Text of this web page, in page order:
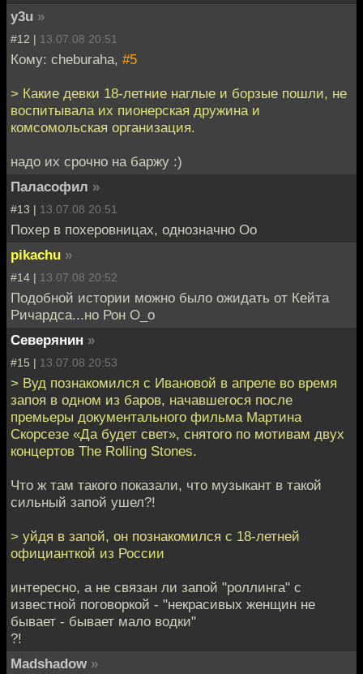
y3u »
#12 | 13.07.08 20:51
Кому: cheburaha, #5
> Какие девки 18-летние наглые и борзые пошли, не
воспитывала их пионерская дружина и
комсомольская организация.
надо их срочно на баржу :)
Паласофил »
#13 | 13.07.08 20:51
Похер в похеровницах, однозначно Оо
pikachu »
#14 | 13.07.08 20:52
Подобной истории можно было ожидать от Кейта
Ричардса...но Рон O_o
Северянин »
#15 | 13.07.08 20:53
> Вуд познакомился с Ивановой в апреле во время
запоя в одном из баров, начавшегося после
премьеры документального фильма Мартина
Скорсезе «Да будет свет», снятого по мотивам двух
концертов The Rolling Stones.
Что ж там такого показали, что музыкант в такой
сильный запой ушел?!
> уйдя в запой, он познакомился с 18-летней
официанткой из России
интересно, а не связан ли запой "роллинга" с
известной поговоркой - "некрасивых женщин не
бывает - бывает мало водки"
?!
Madshadow »